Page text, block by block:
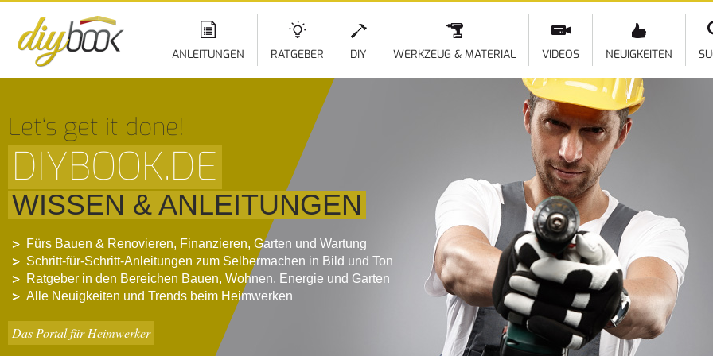
ANLEITUNGEN RATGEBER DIY WERKZEUG & MATERIAL VIDEOS NEUIGKEITEN
Let‘s get it done!
DIYBOOK.DE
WISSEN & ANLEITUNGEN
Fürs Bauen & Renovieren, Finanzieren, Garten und Wartung
Schritt-für-Schritt-Anleitungen zum Selbermachen in Bild und Ton
Ratgeber in den Bereichen Bauen, Wohnen, Energie und Garten
Alle Neuigkeiten und Trends beim Heimwerken
Das Portal für Heimwerker